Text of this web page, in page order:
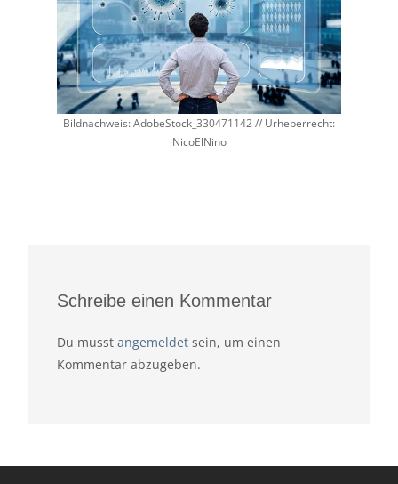
Bildnachweis: AdobeStock_330471142 // Urheberrecht:
NicoElNino
Schreibe einen Kommentar
Du musst angemeldet sein, um einen
Kommentar abzugeben.